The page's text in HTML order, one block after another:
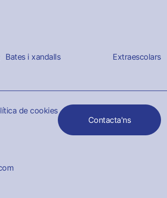
Bates i xandalls Extraescolars
de cookies
Contacta'ns